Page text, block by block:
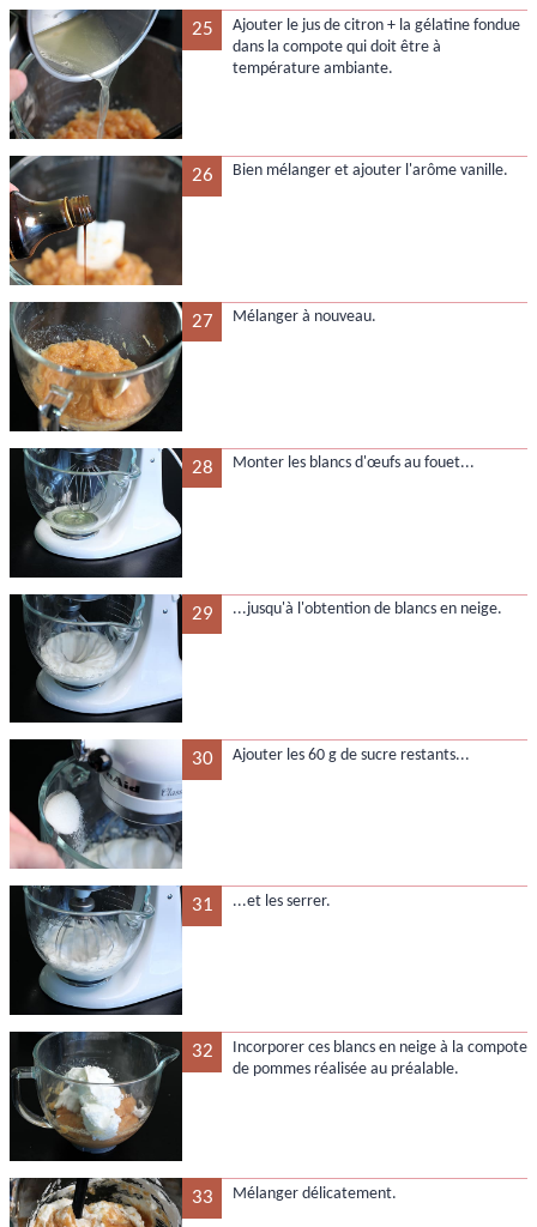
25
Ajouter le jus de citron + la gélatine fondue
dans la compote qui doit être à
température ambiante.
26 Bien mélanger et ajouter l'arôme vanille.
27 Mélanger à nouveau.
28 Monter les blancs d'œufs au fouet...
29 ...jusqu'à l'obtention de blancs en neige.
30 Ajouter les 60 g de sucre restants...
31 ...et les serrer.
32
Incorporer ces blancs en neige à la compote
de pommes réalisée au préalable.
33 Mélanger délicatement.